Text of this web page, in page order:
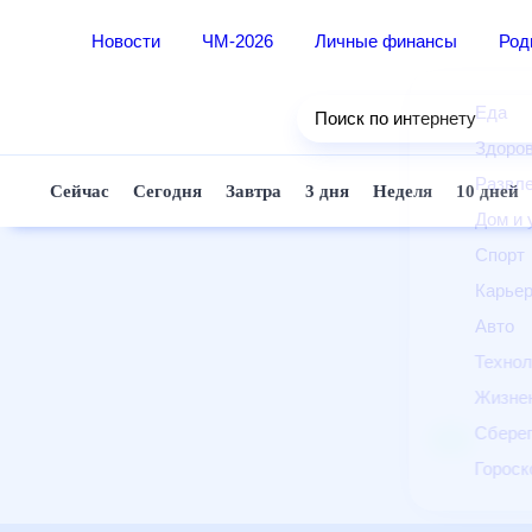
Новости ЧМ-2026 Личные финансы
Еда
Дом
Спорт
Авто
Поиск по интернету
Сейчас Сегодня Завтра 3 дня Неделя 10